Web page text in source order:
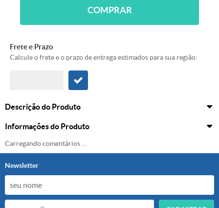
COMPRAR
Frete e Prazo
Calcule o frete e o prazo de entrega estimados para sua região:
Descrição do Produto
Informações do Produto
Carregando comentários ...
Newsletter